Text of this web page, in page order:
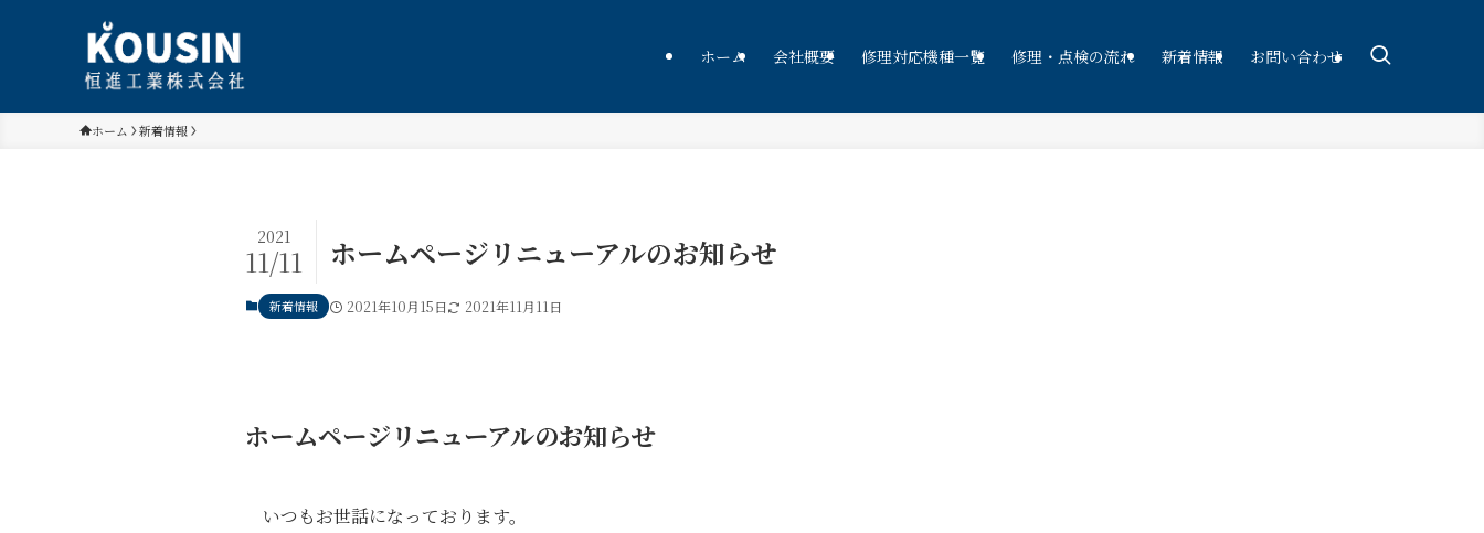
ホーム 会社概要 修理対応機種一覧 修理・点検の流れ 新着情報 お問い合わせ
ホーム 新着情報
ホームページリニューアルのお知らせ
2021
11/11
新着情報 2021年10月15日 2021年11月11日
ホームページリニューアルのお知らせ
いつもお世話になっております。